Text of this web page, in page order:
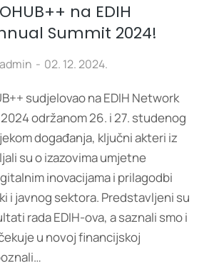
na EDIH
Summit 2024!
02. 12. 2024.
sudjelovao na EDIH Network
održanom 26. i 27. studenog
događanja, ključni akteri iz
su o izazovima umjetne
inovacijama i prilagodbi
i javnog sektora. Predstavljeni su
rada EDIH-ova, a saznali smo i
u novoj financijskoj